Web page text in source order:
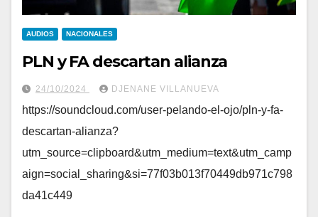
AUDIOS NACIONALES
PLN y FA descartan alianza
24/10/2024 DJENANE VILLANUEVA
https://soundcloud.com/user-pelando-el-ojo/pln-y-fa-
descartan-alianza?
utm_source=clipboard&utm_medium=text&utm_camp
aign=social_sharing&si=77f03b013f70449db971c798
da41c449